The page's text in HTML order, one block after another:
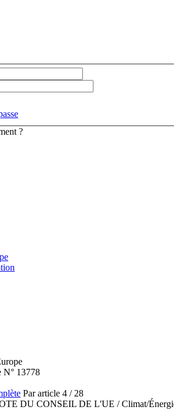
?
N° 13778
Par article 4 / 28
DU CONSEIL DE L'UE / Climat/